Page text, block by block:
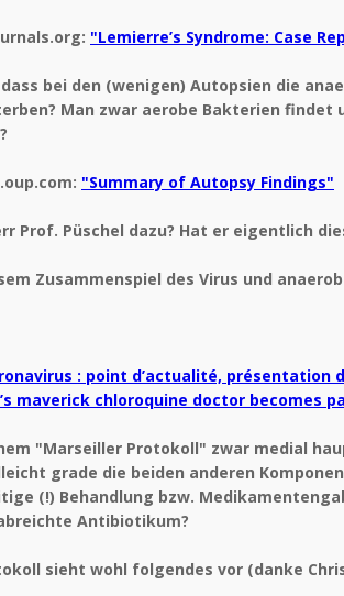
"Lemierre’s Syndrome: Case
dass bei den (wenigen) Autopsien die
Man zwar aerobe Bakterien
"Summary of Autopsy Findings"
Prof. Püschel dazu? Hat er eigentlich
Zusammenspiel des Virus und
: point d’actualité, présentation
maverick chloroquine doctor becomes
"Marseiller Protokoll" zwar medial
grade die beiden anderen
(!) Behandlung bzw.
Antibiotikum?
sieht wohl folgendes vor (danke